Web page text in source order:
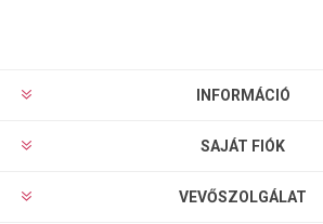
INFORMÁCIÓ
SAJÁT FIÓK
VEVŐSZOLGÁLAT